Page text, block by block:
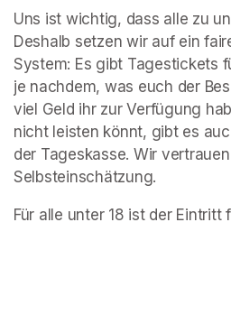
Uns ist wichtig, dass alle zu
Deshalb setzen wir auf ein
System: Es gibt Tagestickets
je nachdem, was euch der
viel Geld ihr zur Verfügung
nicht leisten könnt, gibt es
der Tageskasse. Wir
Selbsteinschätzung.
Für alle unter 18 ist der Eintritt